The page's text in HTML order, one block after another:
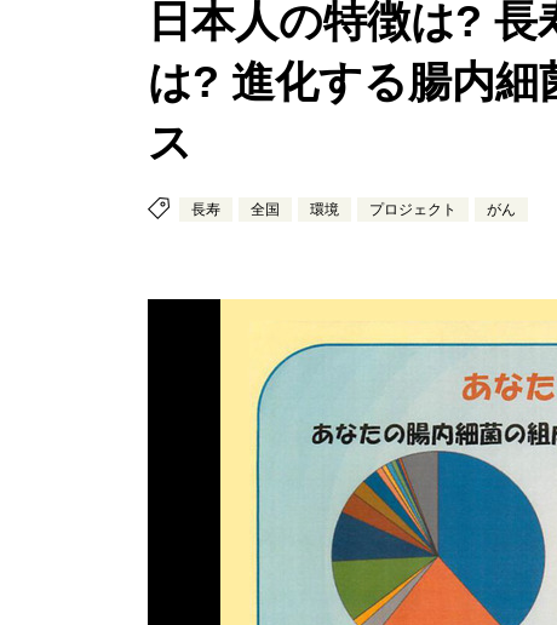
日本人の特徴は? 長
は? 進化する腸内細
ス
長寿 全国 環境 プロジェクト がん